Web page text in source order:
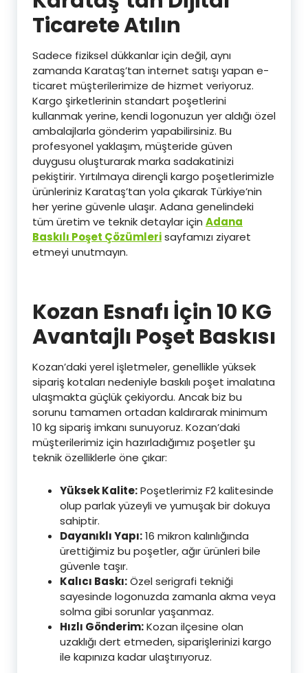
Ticarete Atılın
Sadece fiziksel dükkanlar için değil, aynı
zamanda Karataş’tan internet satışı yapan e-
ticaret müşterilerimize de hizmet veriyoruz.
Kargo şirketlerinin standart poşetlerini
kullanmak yerine, kendi logonuzun yer aldığı özel
ambalajlarla gönderim yapabilirsiniz. Bu
profesyonel yaklaşım, müşteride güven
duygusu oluşturarak marka sadakatinizi
pekiştirir. Yırtılmaya dirençli kargo poşetlerimizle
ürünleriniz Karataş’tan yola çıkarak Türkiye’nin
her yerine güvenle ulaşır. Adana genelindeki
tüm üretim ve teknik detaylar için Adana
Baskılı Poşet Çözümlerisayfamızı ziyaret
etmeyi unutmayın.
Kozan Esnafı İçin 10 KG
Avantajlı Poşet Baskısı
Kozan’daki yerel işletmeler, genellikle yüksek
sipariş kotaları nedeniyle baskılı poşet imalatına
ulaşmakta güçlük çekiyordu. Ancak biz bu
sorunu tamamen ortadan kaldırarak minimum
10 kg sipariş imkanı sunuyoruz. Kozan’daki
müşterilerimiz için hazırladığımız poşetler şu
teknik özelliklerle öne çıkar:
Yüksek Kalite:Poşetlerimiz F2 kalitesinde
olup parlak yüzeyli ve yumuşak bir dokuya
sahiptir.
Dayanıklı Yapı:16 mikron kalınlığında
ürettiğimiz bu poşetler, ağır ürünleri bile
güvenle taşır.
Kalıcı Baskı:Özel serigrafi tekniği
sayesinde logonuzda zamanla akma veya
solma gibi sorunlar yaşanmaz.
Hızlı Gönderim:Kozan ilçesine olan
uzaklığı dert etmeden, siparişlerinizi kargo
ile kapınıza kadar ulaştırıyoruz.